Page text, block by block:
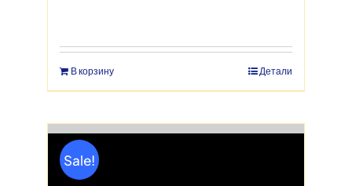
2,550 руб..
В корзину Детали
Sale!